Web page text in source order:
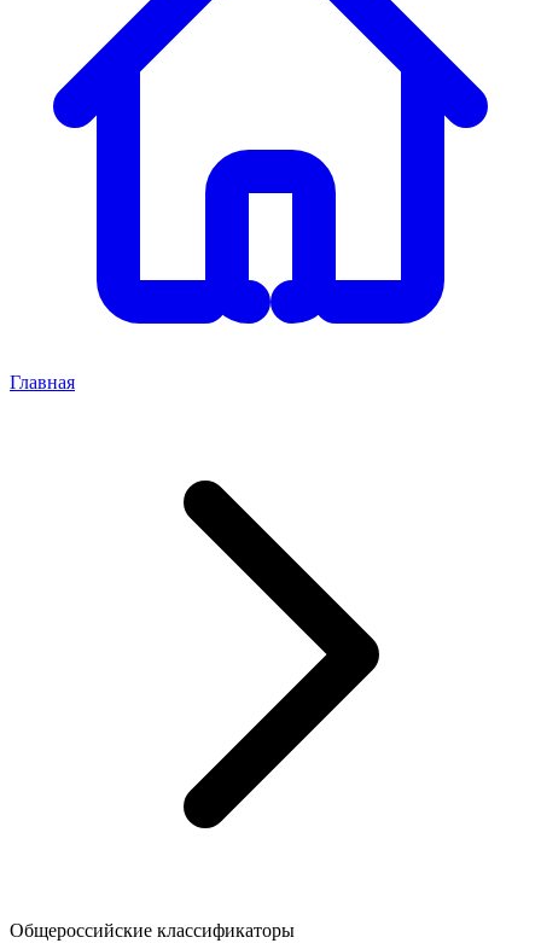
Главная
Общероссийские классификаторы